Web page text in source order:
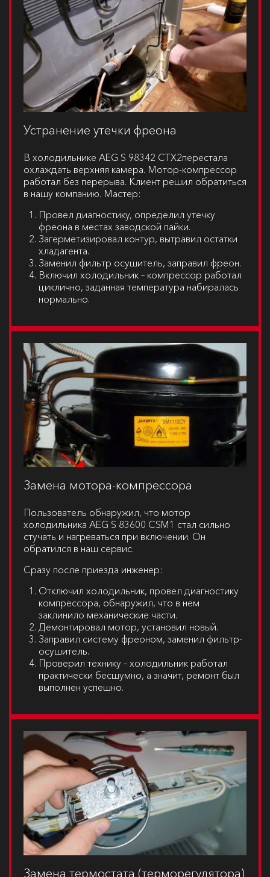
Устранение утечки фреона
В холодильнике AEG S 98342 CTX2перестала
охлаждать верхняя камера. Мотор-компрессор
работал без перерыва. Клиент решил обратиться
в нашу компанию. Мастер:
Провел диагностику, определил утечку
фреона в местах заводской пайки.
Загерметизировал контур, вытравил остатки
хладагента.
Заменил фильтр осушитель, заправил фреон.
Включил холодильник – компрессор работал
циклично, заданная температура набиралась
нормально.
Замена мотора-компрессора
Пользователь обнаружил, что мотор
холодильника AEG S 83600 CSM1 стал сильно
стучать и нагреваться при включении. Он
обратился в наш сервис.
Сразу после приезда инженер:
Отключил холодильник, провел диагностику
компрессора, обнаружил, что в нем
заклинило механические части.
Демонтировал мотор, установил новый.
Заправил систему фреоном, заменил фильтр-
осушитель.
Проверил технику – холодильник работал
практически бесшумно, а значит, ремонт был
выполнен успешно.
Замена термостата (терморегулятора)